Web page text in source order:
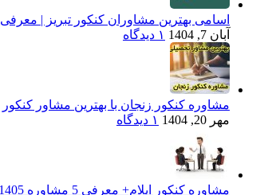
اسامی بهترین مشاوران کنکور تبریز | معرفی 5 مشاور برتر
آبان 7, 1404
۱ دیدگاه
مشاوره کنکور زنجان با بهترین مشاور کنکور
مهر 20, 1404
۱ دیدگاه
مشاوره کنکور ایلام+ معرفی 5 مشاوره 1405